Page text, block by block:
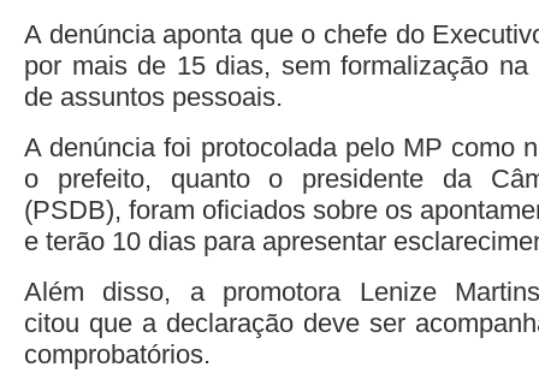
A denúncia aponta que o chefe do
por mais de 15 dias, sem formalização na
de assuntos pessoais.
A denúncia foi protocolada pelo MP como
o prefeito, quanto o presidente da
(PSDB), foram oficiados sobre os
e terão 10 dias para apresentar
Além disso, a promotora Lenize
citou que a declaração deve ser
comprobatórios.